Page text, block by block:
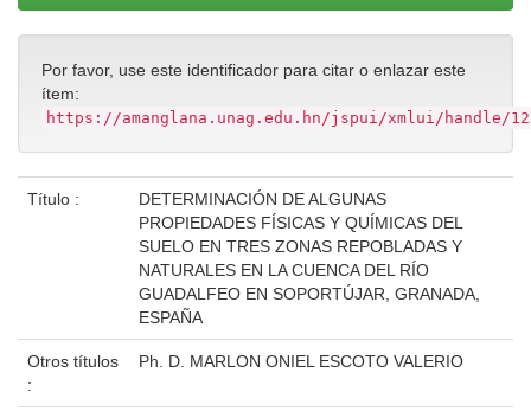
Por favor, use este identificador para citar o enlazar este
ítem:
https://amanglana.unag.edu.hn/jspui/xmlui/handle/
Título :
DETERMINACIÓN DE ALGUNAS
PROPIEDADES FÍSICAS Y QUÍMICAS DEL
SUELO EN TRES ZONAS REPOBLADAS Y
NATURALES EN LA CUENCA DEL RÍO
GUADALFEO EN SOPORTÚJAR, GRANADA,
ESPAÑA
Otros títulos
:
Ph. D. MARLON ONIEL ESCOTO VALERIO